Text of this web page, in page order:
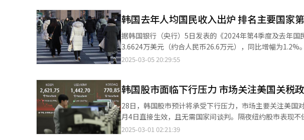
调整组装流程，还需重新建立零部件供应链，因此这一评估将需要较长时间。” 但特
其潜在影响不容忽视。目前，美国政府已三度推迟对墨西
产基地之一。 联想在墨西哥运营着大规模服务器组装工厂，惠普近年来也在墨西哥扩大PC生产，并逐步将部分笔记
本电脑制造从中国转移到墨西哥。洛雷斯表示：“如果（
样进行风险管理，并根据需要采取成本优化及价格调整措
定应对方案。可以预见，美国市场的PC价格上涨只是时间问题。” 3月3日，在巴塞罗那举行的世界
（MWC）上，联想Yoga太阳能笔记本电脑亮相。【图片来
站上获得了99%的影评人好评和95%的观众好评。然而，
人回忆》（92%）和《母亲》（89%），仅接近《雪国列车》（72%）的评分
发行总裁杰夫·戈德斯坦对影片的未来表现仍保持乐观态
管与成本相比，挑战依然存在。” 美联社报道称，未来几周内，《编号17》将面临的竞争较少，制片方正寻求“长
期战略”。上周末，北美影市的竞争对手《美国队长4》已
的新作，因此在好莱坞备受关注。值得一提的是，《寄生
袭，突破外语片局限，一度登上单日票房排行榜第四位。 在电影《编号17》的拍摄现场，导演奉俊昊与演员进行交
流。【图片来源 韩联社】
ATTO 3原本并未配备SoC查询功能，导致无法及时申请补
添加SoC查询功能。 实际上，比亚迪向环境部提交文件承诺达到补贴发放标准，与环境部是否认可比亚迪的承诺，是
两个不同的问题。如果环境部认定承诺书不足以满足补贴
此一来，比亚迪韩国宣传的“2000万韩元（约合人民币10万元）电动汽
国产业通商资源部的环境友好型汽车标准认证。目前车辆
型。当时，比亚迪韩国乘用车事业部负责人赵仁哲表示，2月即可开始交付。 部分消费者
虑，但适用补贴后，ATTO 3的价格降至3000万韩元以下
获1000份订单，市场反响超出预期。目前，比亚迪准备不
同时，比亚迪韩国应对交付延期的方式也饱受批评。公司
心等待”，进一步加剧消费者的不满。部分预购客户已向韩国国民
韩国去年人均国民收入出炉 排名主要国家
据韩国银行（央行）5日发表的《2024年第4季度及去年
3.6624万美元（约合人民币26.6万元），同比增幅为
贬值影响，以美元计算的国民收入增幅明显低于以韩元标准计算的数值。 去年第四季度和
1.2%，但仍徘徊于3.6万美元上下。 央行负责人表示，根据中国台湾官方统计，去年人均GNI为3.5188万美元，日本
根据公开数据结合汇率和人口推算大约略高于3.45万美元。韩国的
元、日元和新台币的贬值率分别为4.3%、7.4%和3%。人
国、英国、法国和意大利，虽然意大利尚未公布人均GNI
美元左右。 对于韩国人均GNI将于何时突破4万美元大关的问题，央行表示IMF去年曾预测韩国人均GNI将于2027年达
2025-03-05 20:29:55
韩国股市面临下行压力 市场关注美国关税
28日，韩国股市预计将承受下行压力，市场主要关注美国
月4日直接生效，且无需国家间谈判。隔夜纽约股市表现
指数和标准普尔500指数分别下跌0.45%和1.59%。 美国总统唐纳德·特朗普重申，将于下月4日对加拿大和墨西哥
2025-03-01 02:21:39